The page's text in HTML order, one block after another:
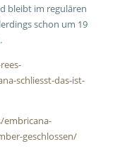
bleibt im regulären
schon um 19
schliesst-das-ist-
geschlossen/